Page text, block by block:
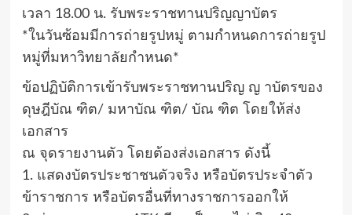
เวลา 18.00 น. รับพระราชทานปริญญาบัตร
*ในวันซ้อมมีการถ่ายรูปหมู่ ตามกำหนดการถ่ายรูป
หมู่ที่มหาวิทยาลัยกำหนด*
ข้อปฏิบัติการเข้ารับพระราชทานปริญ ญ าบัตรของ
ดุษฎีบัณ ฑิต/ มหาบัณ ฑิต/ บัณ ฑิต โดยให้ส่ง
เอกสาร
ณ จุดรายงานตัว โดยต้องส่งเอกสาร ดังนี้
1. แสดงบัตรประชาชนตัวจริง หรือบัตรประจำตัว
ข้าราชการ หรือบัตรอื่นที่ทางราชการออกให้